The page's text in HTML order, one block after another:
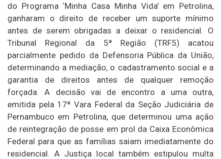
do Programa ‘Minha Casa Minha Vida’ em Petrolina,
ganharam o direito de receber um suporte mínimo
antes de serem obrigadas a deixar o residencial. O
Tribunal Regional da 5ª Região (TRF5) acatou
parcialmente pedido da Defensoria Pública da União,
determinando a mediação, o cadastramento social e a
garantia de direitos antes de qualquer remoção
forçada. A decisão vai de encontro a uma outra,
emitida pela 17ª Vara Federal da Seção Judiciária de
Pernambuco em Petrolina, que determinou uma ação
de reintegração de posse em prol da Caixa Econômica
Federal para que as famílias saiam imediatamente do
residencial. A Justiça local também estipulou multa